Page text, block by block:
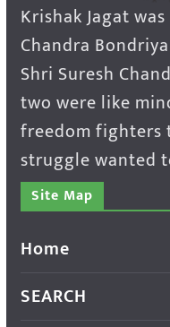
Krishak Jagat
Chandra
Shri Suresh
two were like
freedom
struggle wanted
Site Map
Home
SEARCH